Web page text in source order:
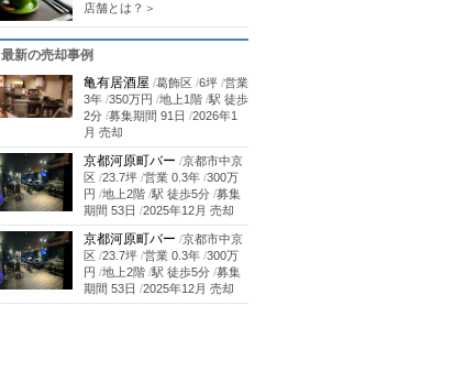
店舗とは？＞
最新の売却事例
亀有居酒屋 /葛飾区 /6坪 /営業
3年 /350万円 /地上1階 /駅 徒歩
2分 /募集期間 91日 /2026年1
月 売却
京都河原町バー /京都市中京
区 /23.7坪 /営業 0.3年 /300万
円 /地上2階 /駅 徒歩5分 /募集
期間 53日 /2025年12月 売却
京都河原町バー /京都市中京
区 /23.7坪 /営業 0.3年 /300万
円 /地上2階 /駅 徒歩5分 /募集
期間 53日 /2025年12月 売却